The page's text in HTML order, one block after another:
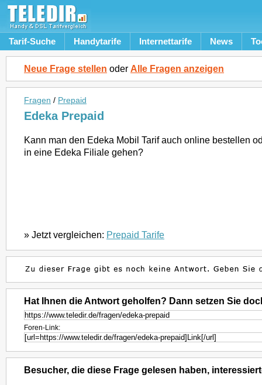
Tarif-Suche Handytarife Internettarife News
Neue Frage stellen oder Alle Fragen anzeigen
Fragen / Prepaid
Edeka Prepaid
Kann man den Edeka Mobil Tarif auch online bestellen
in eine Edeka Filiale gehen?
» Jetzt vergleichen: Prepaid Tarife
Hat Ihnen die Antwort geholfen? Dann setzen Sie
Foren-Link:
Besucher, die diese Frage gelesen haben,